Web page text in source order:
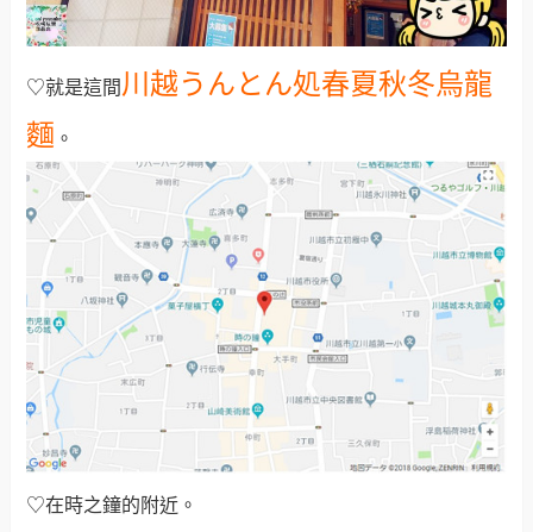
♡就是這間 川越うんとん処春夏秋冬烏龍
麵 。
♡在時之鐘的附近。